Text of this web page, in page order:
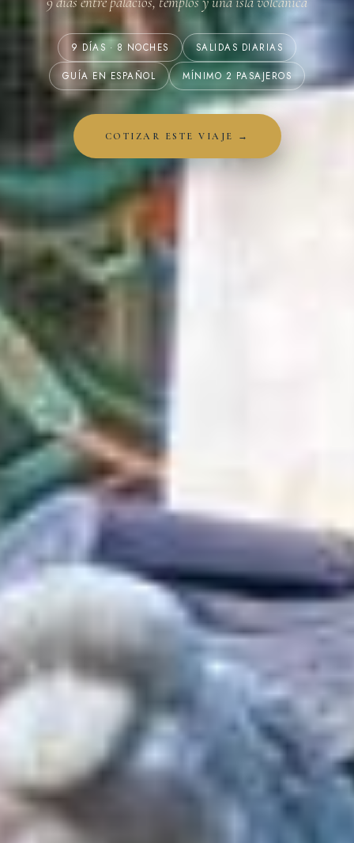
9 DÍAS · 8 NOCHES SALIDAS DIARIAS
GUÍA EN ESPAÑOL MÍNIMO 2 PASAJEROS
COTIZAR ESTE VIAJE →